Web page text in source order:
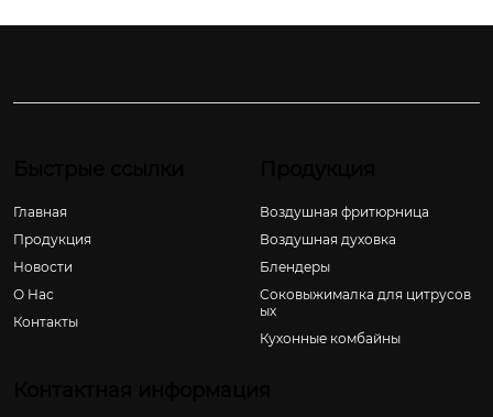
Главная
Продукция
Новости
О Hас
Контакты
Воздушная фритюрница
Воздушная духовка
Блендеры
Соковыжималка для цитрусов
ых
Кухонные комбайны